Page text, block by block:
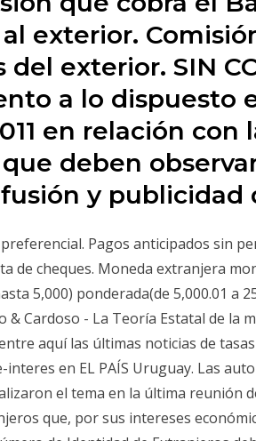
exterior.
del exterior. SIN
a lo dispuesto
en relación con
deben
y publicidad
Pagos anticipados sin
de cheques. Moneda extranjera
5,000) ponderada(de 5,000.01 a
& Cardoso - La Teoría Estatal de la
aquí las últimas noticias de
interes en EL PAÍS Uruguay. Las
el tema en la última reunión
que, por sus intereses